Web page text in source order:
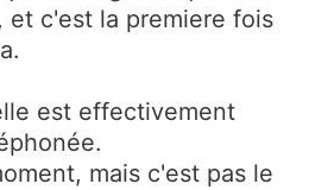
et c'est la premiere fois
est effectivement
mais c'est pas le